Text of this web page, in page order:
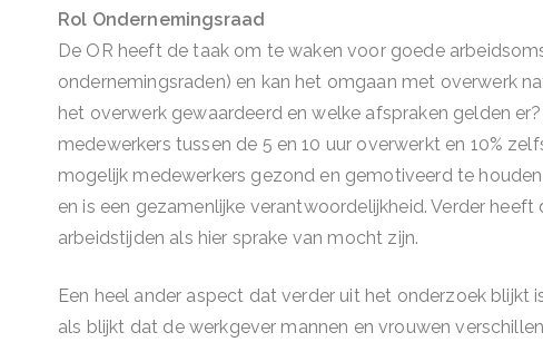
Rol Ondernemingsraad
De OR heeft de taak om te waken voor goede
ondernemingsraden) en kan het omgaan met overwerk
het overwerk gewaardeerd en welke afspraken gelden
medewerkers tussen de 5 en 10 uur overwerkt en 10%
mogelijk medewerkers gezond en gemotiveerd te
en is een gezamenlijke verantwoordelijkheid. Verder
arbeidstijden als hier sprake van mocht zijn.
Een heel ander aspect dat verder uit het onderzoek
als blijkt dat de werkgever mannen en vrouwen